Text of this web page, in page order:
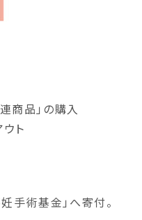
商品」の購入
ト
手術基金」へ寄付。